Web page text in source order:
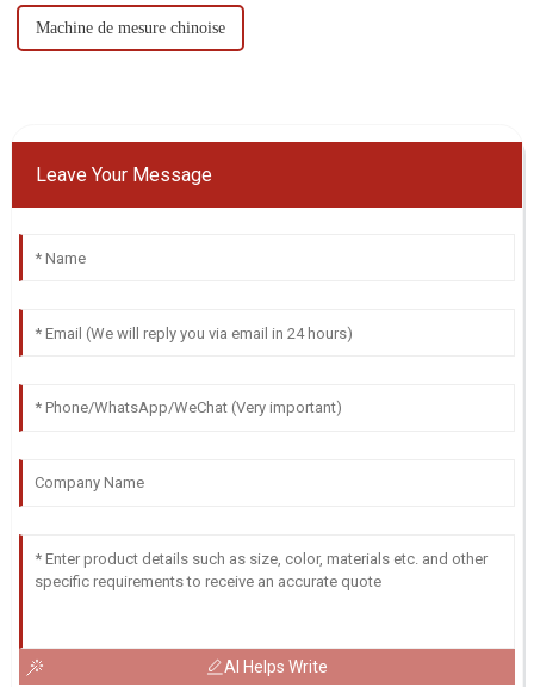
Machine de mesure chinoise
Leave Your Message
AI Helps Write